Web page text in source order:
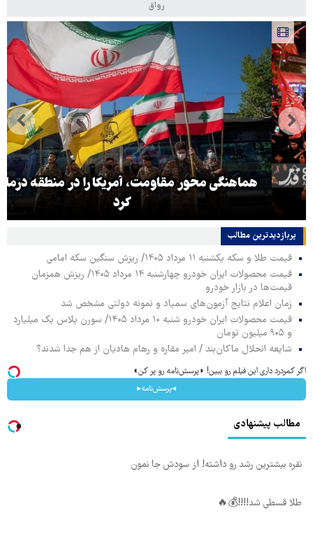
رواق
هماهنگی محور مقاومت، آمریکا را در منطقه درمانده
کرد
پربازدیدترین‌ مطالب
قیمت طلا و سکه یکشنبه ۱۱ مرداد ۱۴۰۵/ ریزش سنگین سکه امامی
قیمت محصولات ایران خودرو چهارشنبه ۱۴ مرداد ۱۴۰۵/ ریزش همزمان
قیمت‌ها در بازار خودرو
زمان اعلام نتایج آزمون‌های سمپاد و نمونه دولتی مشخص شد
قیمت محصولات ایران خودرو شنبه ۱۰ مرداد ۱۴۰۵/ سورن پلاس یک میلیارد
و ۹۰۵ میلیون تومان
شایعه انحلال ماکان‌بند / امیر مقاره و رهام هادیان از هم جدا شدند؟
اگر کمردرد داری این فیلم رو ببین! ◗پرسش‌نامه رو پر کن◖
◂پرسش‌نامه▸
مطالب پیشنهادی
نقره بیشترین رشد رو داشته! از سودش جا نمون
طلا قسطی شد!!!!💰🔥